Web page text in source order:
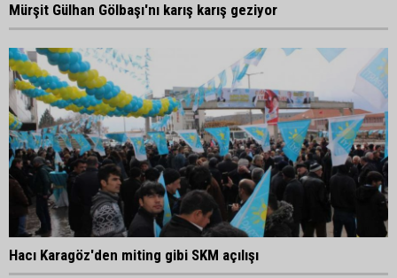
Mürşit Gülhan Gölbaşı'nı karış karış geziyor
Hacı Karagöz'den miting gibi SKM açılışı